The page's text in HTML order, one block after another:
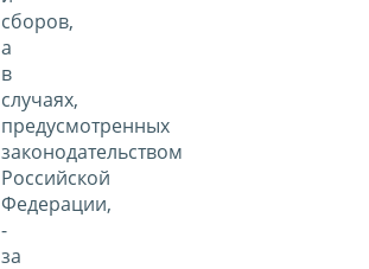
сборов,
а
в
случаях,
предусмотренных
законодательством
Российской
Федерации,
-
за